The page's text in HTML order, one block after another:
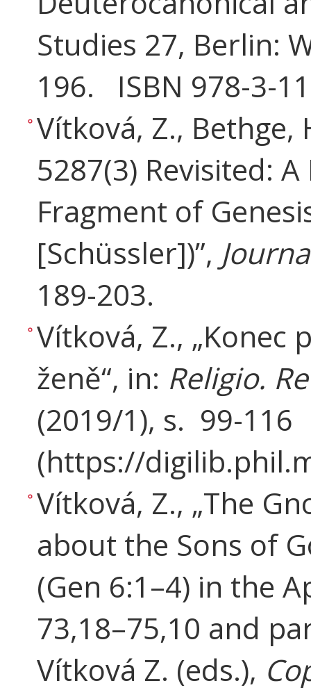
Studies 27, Berlin:
196. ISBN 978-3-
Vítková, Z., Bethge,
5287(3) Revisited:
Fragment of
[Schüssler])”,
189-203.
Vítková, Z., „Konec
ženě“, in: Religio.
(2019/1), s. 99-116
(https://
Vítková, Z., „The
about the Sons of
(Gen 6:1–4) in the
73,18–75,10 and
Vítková Z. (eds.),